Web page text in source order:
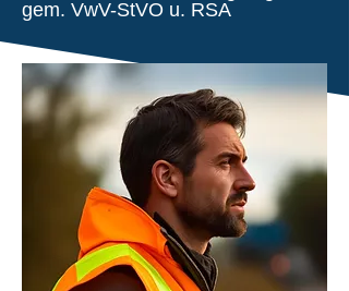
gem. VwV-StVO u. RSA